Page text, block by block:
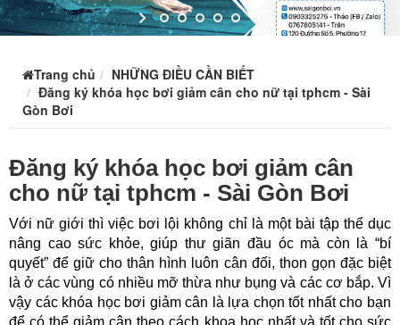
Trang chủ
NHỮNG ĐIỀU CẦN BIẾT
Đăng ký khóa học bơi giảm cân cho nữ tại tphcm - Sài
Gòn Bơi
Đăng ký khóa học bơi giảm cân
cho nữ tại tphcm - Sài Gòn Bơi
Với nữ giới thì việc bơi lội không chỉ là một bài tập thể dục
nâng cao sức khỏe, giúp thư giãn đầu óc mà còn là “bí
quyết” để giữ cho thân hình luôn cân đối, thon gọn đặc biệt
là ở các vùng có nhiều mỡ thừa như bụng và các cơ bắp. Vì
vậy các khóa học bơi giảm cân là lựa chọn tốt nhất cho bạn
để có thể giảm cân theo cách khoa học nhất và tốt cho sức